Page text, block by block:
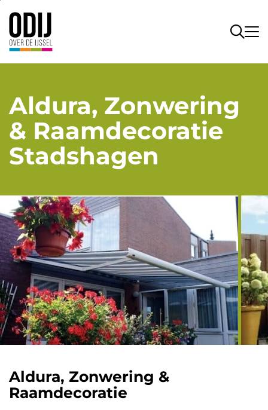
Aldura, Zonwering
& Raamdecoratie
Stadshagen
Aldura, Zonwering &
Raamdecoratie